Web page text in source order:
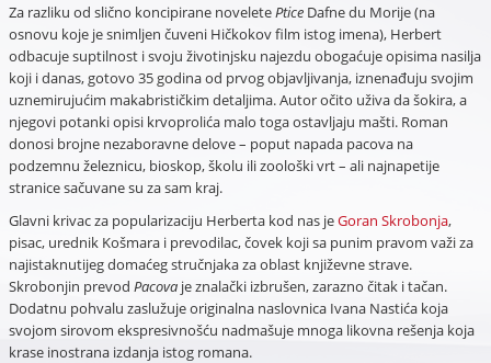
Za razliku od slično koncipirane noveletePticeDafne du Morije (na
osnovu koje je snimljen čuveni Hičkokov film istog imena), Herbert
odbacuje suptilnost i svoju životinjsku najezdu obogaćuje opisima nasilja
koji i danas, gotovo 35 godina od prvog objavljivanja, iznenađuju svojim
uznemirujućim makabrističkim detaljima. Autor očito uživa da šokira, a
njegovi potanki opisi krvoprolića malo toga ostavljaju mašti. Roman
donosi brojne nezaboravne delove – poput napada pacova na
podzemnu železnicu, bioskop, školu ili zoološki vrt – ali najnapetije
stranice sačuvane su za sam kraj.
Glavni krivac za popularizaciju Herberta kod nas jeGoran Skrobonja,
pisac, urednik Košmara i prevodilac, čovek koji sa punim pravom važi za
najistaknutijeg domaćeg stručnjaka za oblast književne strave.
Skrobonjin prevod Pacovaje znalački izbrušen, zarazno čitak i tačan.
Dodatnu pohvalu zaslužuje originalna naslovnica Ivana Nastića koja
svojom sirovom ekspresivnošću nadmašuje mnoga likovna rešenja koja
krase inostrana izdanja istog romana.